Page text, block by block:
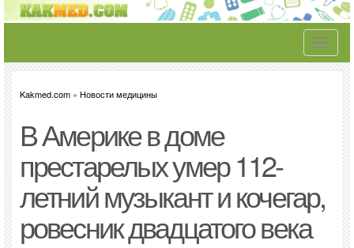
Toggle
Kakmed.com » Новости медицины
В Америке в доме
престарелых умер 112-
летний музыкант и кочегар,
ровесник двадцатого века